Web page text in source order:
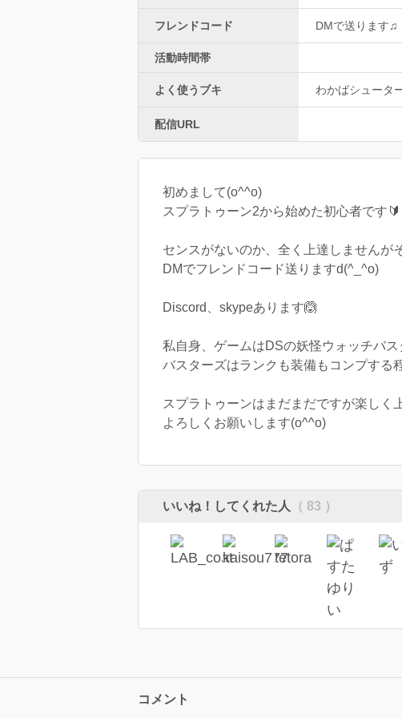
フレンドコード DMで送ります♫
活動時間帯
よく使うブキ わかばシュータ
配信URL
初めまして(o^^o)
スプラトゥーン2から始めた初心者です🔰
センスがないのか、全く上達しませんが
DMでフレンドコード送りますd(^_^o)
Discord、skypeあります🙆
私自身、ゲームはDSの妖怪ウォッチバス
バスターズはランクも装備もコンプする
スプラトゥーンはまだまだですが楽しく
よろしくお願いします(o^^o)
いいね！してくれた人 （ 83 ）
コメント